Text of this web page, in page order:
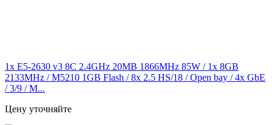
1x E5-2630 v3 8C 2.4GHz 20MB 1866MHz 85W / 1x 8GB
2133MHz / M5210 1GB Flash / 8x 2.5 HS/18 / Open bay / 4x GbE
/ 3/9 / M...
Цену уточняйте